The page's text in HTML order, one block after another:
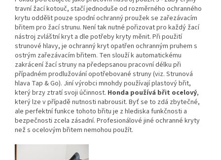
travní žací kotouč, stačí jednoduše od rozměrného ochranného
krytu oddělit pouze spodní ochranný proužek se zařezávacím
břitem pro žací strunu. Není tak nutné pořizovat pro každý žací
nástroj zvláštní kryt a dle potřeby kryty měnit. Při použití
strunové hlavy, je ochranný kryt opatřen ochranným pruhem s
ostrým zařezávacím břitem. Ten slouží k automatickému
zakrácení žací struny na předepsanou pracovní délku při
případném prodlužování opotřebované struny (viz. Strunová
hlava Tap & Go). Jiní výrobci mnohdy používají plastový břit,
který brzy ztratí svoji účinnost. Honda používá břit ocelový,
který lze v případě nutnosti nabrousit. Byť se to zdá zbytečné,
ale perfektní funkce tohoto břitu je z hlediska funkčnosti a
bezpečnosti zcela zásadní. Profesionálové jiné ochranné kryty
než s ocelovým břitem nemohou použít.